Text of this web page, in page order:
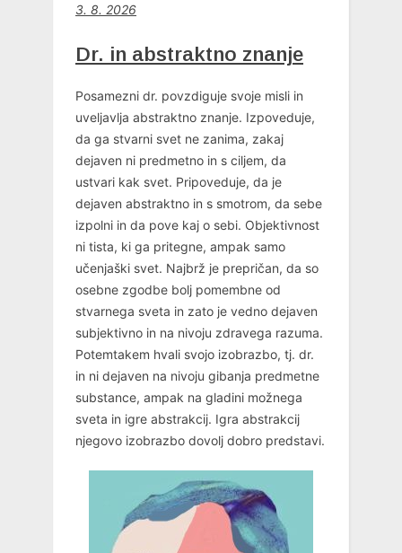
3. 8. 2026
Dr. in abstraktno znanje
Posamezni dr. povzdiguje svoje misli in
uveljavlja abstraktno znanje. Izpoveduje,
da ga stvarni svet ne zanima, zakaj
dejaven ni predmetno in s ciljem, da
ustvari kak svet. Pripoveduje, da je
dejaven abstraktno in s smotrom, da sebe
izpolni in da pove kaj o sebi. Objektivnost
ni tista, ki ga pritegne, ampak samo
učenjaški svet. Najbrž je prepričan, da so
osebne zgodbe bolj pomembne od
stvarnega sveta in zato je vedno dejaven
subjektivno in na nivoju zdravega razuma.
Potemtakem hvali svojo izobrazbo, tj. dr.
in ni dejaven na nivoju gibanja predmetne
substance, ampak na gladini možnega
sveta in igre abstrakcij. Igra abstrakcij
njegovo izobrazbo dovolj dobro predstavi.